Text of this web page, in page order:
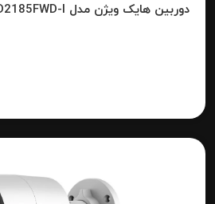
دوربین هایک ویژن مدل DS-2CD2185FWD-I